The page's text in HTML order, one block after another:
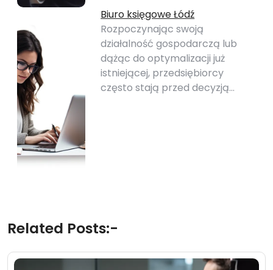
Biuro księgowe Łódź
Rozpoczynając swoją
działalność gospodarczą lub
dążąc do optymalizacji już
istniejącej, przedsiębiorcy
często stają przed decyzją…
Related Posts:-